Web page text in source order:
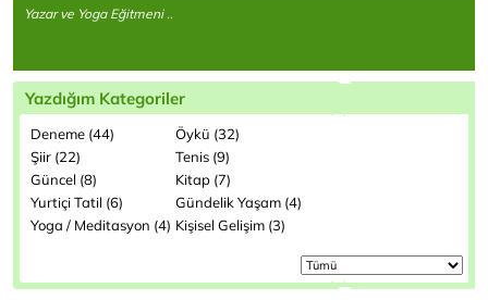
Yazar ve Yoga Eğitmeni ..
Yazdığım Kategoriler
Deneme (44)
Öykü (32)
Şiir (22)
Tenis (9)
Güncel (8)
Kitap (7)
Yurtiçi Tatil (6)
Gündelik Yaşam (4)
Yoga / Meditasyon (4) Kişisel Gelişim (3)